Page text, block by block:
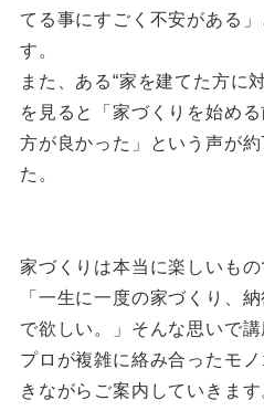
てる事にすごく不安がある
す。
また、ある“家を建てた方に
を見ると「家づくりを始め
方が良かった」という声が
た。
家づくりは本当に楽しいもの
「一生に一度の家づくり、
で欲しい。」そんな思いで講
プロが複雑に絡み合ったモ
きながらご案内していきます